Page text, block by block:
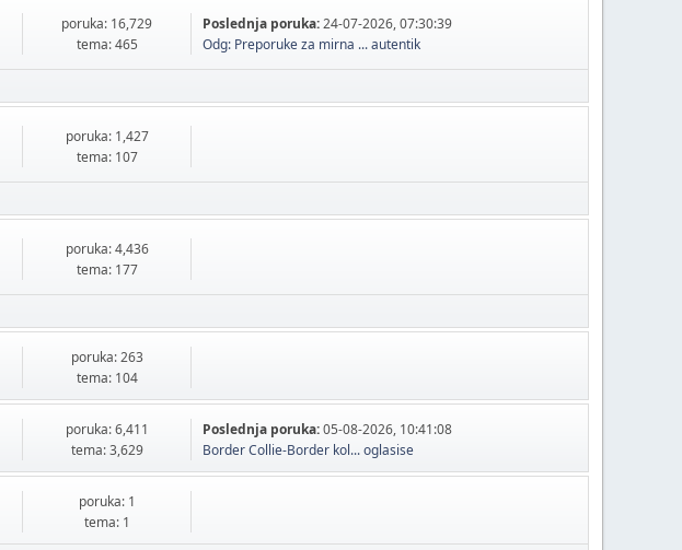
poruka: 16,729
tema: 465
Poslednja poruka:24-07-2026, 07:30:39
Odg: Preporuke za mirna ... autentik
poruka: 1,427
tema: 107
poruka: 4,436
tema: 177
poruka: 263
tema: 104
poruka: 6,411
tema: 3,629
Poslednja poruka:05-08-2026, 10:41:08
Border Collie-Border kol... oglasise
poruka: 1
tema: 1